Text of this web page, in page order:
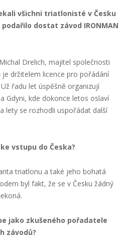
všichni triatlonisté v Česku
dostat závod IRONMAN
Drelich, majitel společnosti
držitelem licence pro pořádání
řadu let úspěšně organizují
Gdyni, kde dokonce letos oslaví
lety se rozhodli uspořádat další
vstupu do Česka?
triatlonu a také jeho bohatá
byl fakt, že se v Česku žádný
jako zkušeného pořadatele
závodů?